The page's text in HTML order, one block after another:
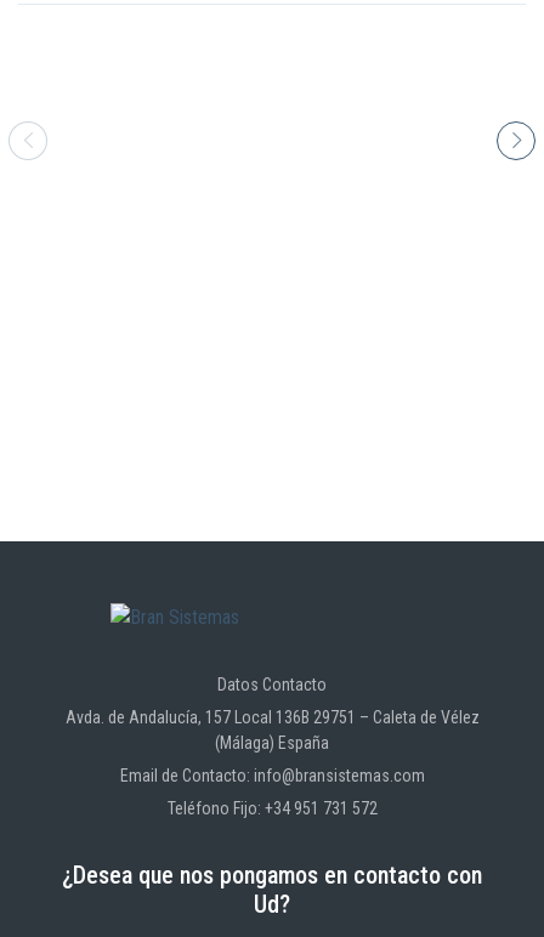
Datos Contacto
Avda. de Andalucía, 157 Local 136B 29751 – Caleta de Vélez
(Málaga) España
Email de Contacto: info@bransistemas.com
Teléfono Fijo: +34 951 731 572
¿Desea que nos pongamos en contacto con
Ud?